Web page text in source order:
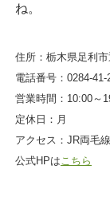
ね。
住所：栃木県足利市
電話番号：0284-41-
営業時間：10:00～
定休日：月
アクセス：JR両毛
公式HPは こちら